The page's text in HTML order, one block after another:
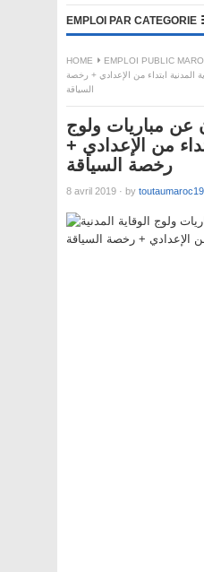
EMPLOI PAR CATEGORIE
HOME EMPLOI PUBLIC
المدنية ابتداء من الإعدادي + رخصة
السياقة
عن مباريات ولوج
من الإعدادي +
رخصة السياقة
8 avril 2019 · by